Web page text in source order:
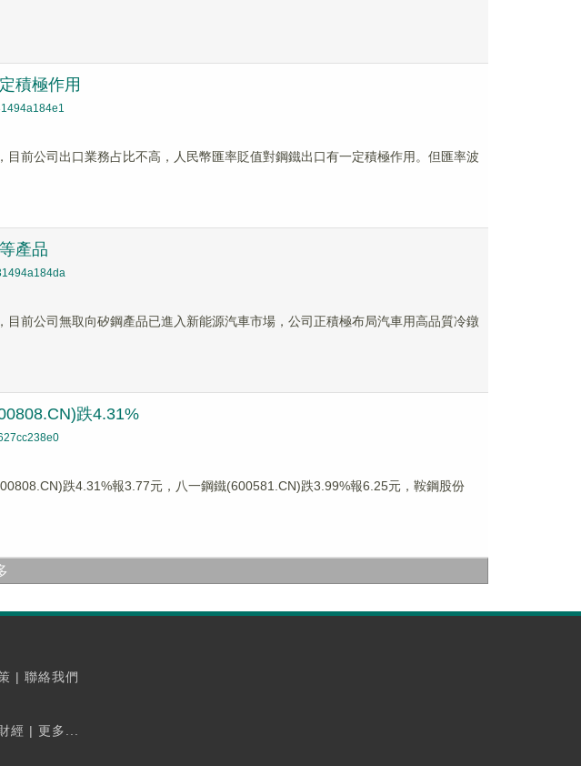
積極作用
前公司出口業務占比不高，人民幣匯率貶值對鋼鐵出口有一定積極作用。但匯率波
產品
前公司無取向矽鋼產品已進入新能源汽車市場，公司正積極布局汽車用高品質冷鐓
跌4.31%
跌4.31%報3.77元，八一鋼鐵(600581.CN)跌3.99%報6.25元，鞍鋼股份
| 聯絡我們
經 | 更多...